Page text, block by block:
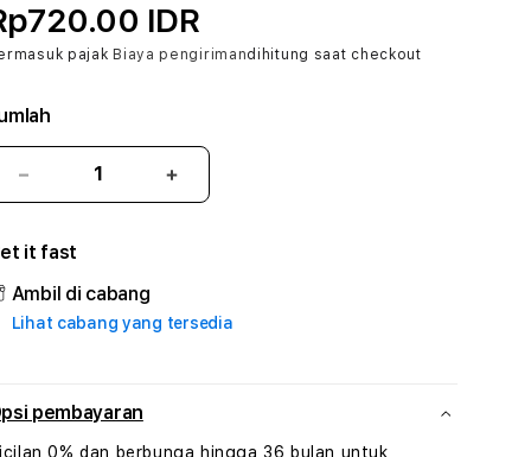
IDR
pajak Biaya pengirimandihitung saat checkout
Kurangi
jumlah
ZODIAKSLOT
#
Zone360
TV
Hiburan
Tambah
jumlah
Zone360
TV
it fast
Ambil di cabang
Lihat cabang yang tersedia
pembayaran
0% dan berbunga hingga 36 bulan untuk